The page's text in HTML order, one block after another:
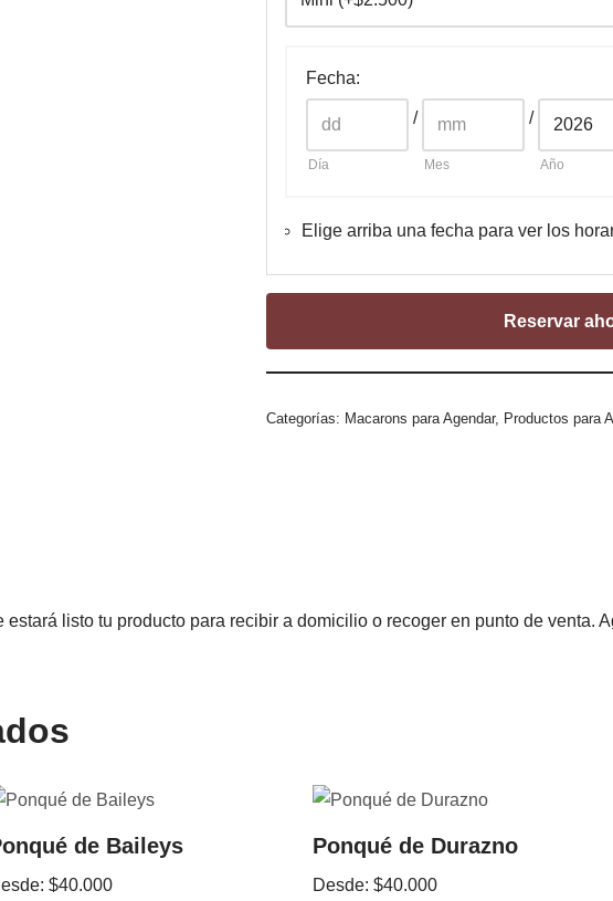
Fecha:
Día
/
Mes
/
Año
Elige arriba una fecha para ver los
Reservar
Categorías: Macarons para Agendar, Productos para
listo tu producto para recibir a domicilio o recoger en punto de venta.
de Baileys
$40.000
Ponqué de Durazno
Desde:$40.000